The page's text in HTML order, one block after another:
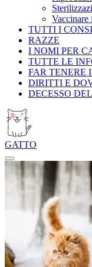
Vaccinare
TUTTI I
RAZZE
I NOMI PER
TUTTE LE
FAR TENERE
DIRITTI E
DECESSO
GATTO